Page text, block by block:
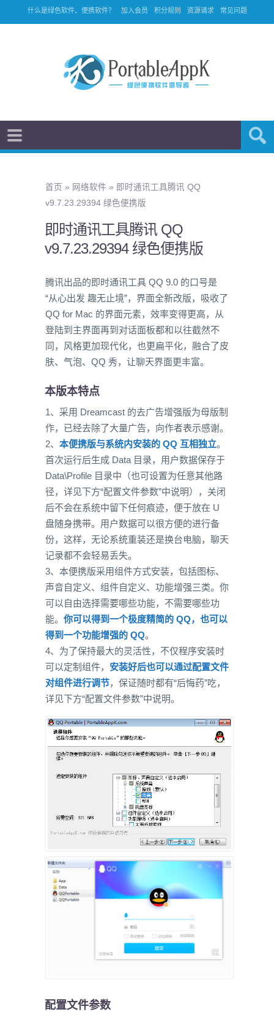
什么是绿色软件、便携软件？ 加入会员 积分规则 资源请求 常见问题
首页 » 网络软件 » 即时通讯工具腾讯 QQ
v9.7.23.29394 绿色便携版
即时通讯工具腾讯 QQ
v9.7.23.29394 绿色便携版
腾讯出品的即时通讯工具 QQ 9.0 的口号是
“从心出发 趣无止境”，界面全新改版，吸收了
QQ for Mac 的界面元素，效率变得更高，从
登陆到主界面再到对话面板都和以往截然不
同，风格更加现代化，也更扁平化，融合了皮
肤、气泡、QQ 秀，让聊天界面更丰富。
本版本特点
1、采用 Dreamcast 的去广告增强版为母版制
作，已经去除了大量广告，向作者表示感谢。
2、 本便携版与系统内安装的 QQ 互相独立。
首次运行后生成 Data 目录，用户数据保存于
Data\Profile 目录中（也可设置为任意其他路
径，详见下方“配置文件参数”中说明），关闭
后不会在系统中留下任何痕迹，便于放在 U
盘随身携带。用户数据可以很方便的进行备
份，这样，无论系统重装还是换台电脑，聊天
记录都不会轻易丢失。
3、本便携版采用组件方式安装，包括图标、
声音自定义、组件自定义、功能增强三类。你
可以自由选择需要哪些功能，不需要哪些功
能。 你可以得到一个极度精简的 QQ，也可以
得到一个功能增强的 QQ。
4、为了保持最大的灵活性，不仅程序安装时
可以定制组件， 安装好后也可以通过配置文件
对组件进行调节，保证随时都有“后悔药”吃，
详见下方“配置文件参数”中说明。
配置文件参数